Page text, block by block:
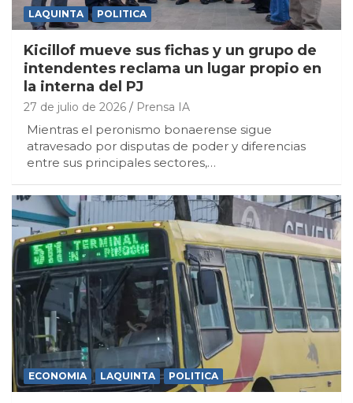
LAQUINTA POLITICA
Kicillof mueve sus fichas y un grupo de
intendentes reclama un lugar propio en
la interna del PJ
27 de julio de 2026 Prensa IA
Mientras el peronismo bonaerense sigue
atravesado por disputas de poder y diferencias
entre sus principales sectores,…
ECONOMIA LAQUINTA POLITICA